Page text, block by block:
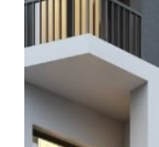
●ASMA
●DIŞ